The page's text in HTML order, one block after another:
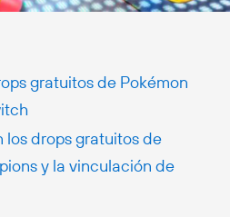
gratuitos de Pokémon
los drops gratuitos de
y la vinculación de